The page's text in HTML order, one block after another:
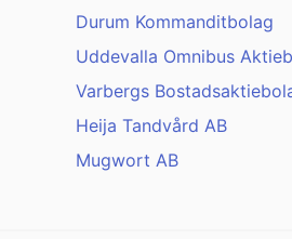
Durum Kommanditbolag
Uddevalla Omnibus
Varbergs
Heija Tandvård AB
Mugwort AB